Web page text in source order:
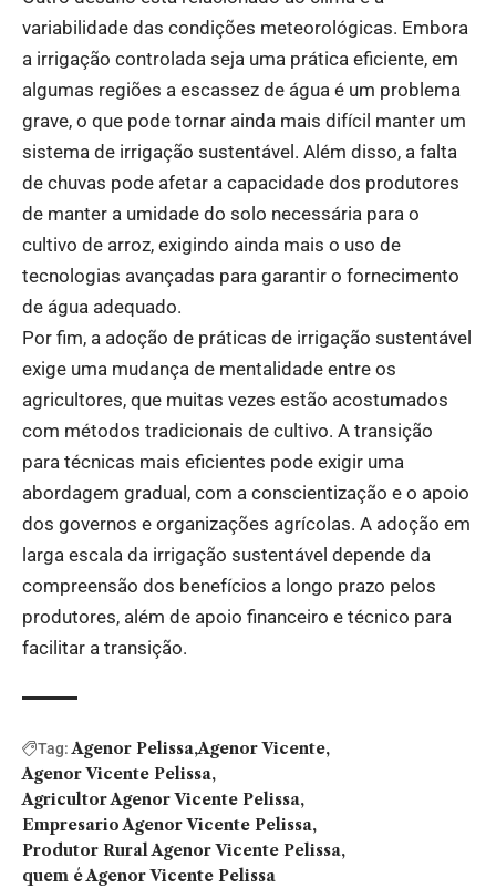
variabilidade das condições meteorológicas. Embora
a irrigação controlada seja uma prática eficiente, em
algumas regiões a escassez de água é um problema
grave, o que pode tornar ainda mais difícil manter um
sistema de irrigação sustentável. Além disso, a falta
de chuvas pode afetar a capacidade dos produtores
de manter a umidade do solo necessária para o
cultivo de arroz, exigindo ainda mais o uso de
tecnologias avançadas para garantir o fornecimento
de água adequado.
Por fim, a adoção de práticas de irrigação sustentável
exige uma mudança de mentalidade entre os
agricultores, que muitas vezes estão acostumados
com métodos tradicionais de cultivo. A transição
para técnicas mais eficientes pode exigir uma
abordagem gradual, com a conscientização e o apoio
dos governos e organizações agrícolas. A adoção em
larga escala da irrigação sustentável depende da
compreensão dos benefícios a longo prazo pelos
produtores, além de apoio financeiro e técnico para
facilitar a transição.
Tag: Agenor Pelissa Agenor Vicente
Agenor Vicente Pelissa
Agricultor Agenor Vicente Pelissa
Empresario Agenor Vicente Pelissa
Produtor Rural Agenor Vicente Pelissa
quem é Agenor Vicente Pelissa